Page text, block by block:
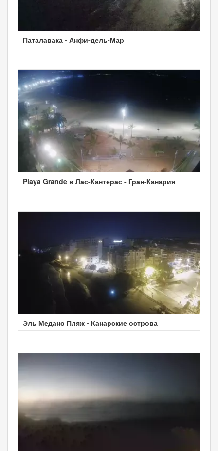
Паталавака - Анфи-дель-Мар
Playa Grande в Лас-Кантерас - Гран-Канария
Эль Медано Пляж - Канарские острова